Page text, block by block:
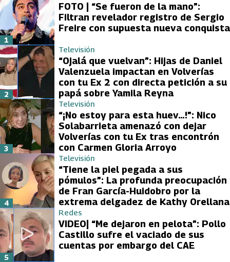
FOTO | “Se fueron de la mano”:
Filtran revelador registro de Sergio
Freire con supuesta nueva conquista
1
Televisión
“Ojalá que vuelvan”: Hijas de Daniel
Valenzuela impactan en Volverías
con tu Ex 2 con directa petición a su
papá sobre Yamila Reyna
2
Televisión
“¡No estoy para esta huev…!”: Nico
Solabarrieta amenazó con dejar
Volverías con tu Ex tras encontrón
con Carmen Gloria Arroyo
3
Televisión
“Tiene la piel pegada a sus
pómulos”: La profunda preocupación
de Fran García-Huidobro por la
extrema delgadez de Kathy Orellana
4
Redes
VIDEO| “Me dejaron en pelota”: Pollo
Castillo sufre el vaciado de sus
cuentas por embargo del CAE
5